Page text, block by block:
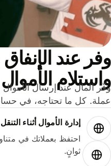
عند الإنفاق
الأموال
كل ما تحتاجه، في حساب
إدارة الأموال أثناء التنقل
احتفظ بعملاتك في
ثوانٍ.